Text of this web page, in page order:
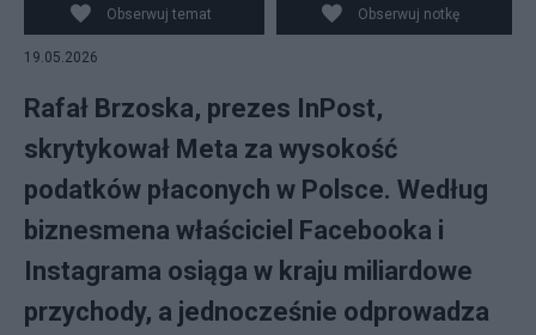
Obserwuj temat Obserwuj notkę
19.05.2026
Rafał Brzoska, prezes InPost,
skrytykował Meta za wysokość
podatków płaconych w Polsce. Według
biznesmena właściciel Facebooka i
Instagrama osiąga w kraju miliardowe
przychody, a jednocześnie odprowadza